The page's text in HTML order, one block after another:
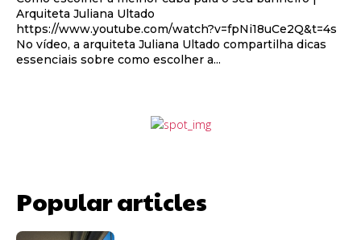
Arquiteta Juliana Ultado
https://www.youtube.com/watch?v=fpNi18uCe2Q&t=4s
No vídeo, a arquiteta Juliana Ultado compartilha dicas
essenciais sobre como escolher a...
Popular articles